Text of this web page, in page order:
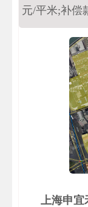
元/平米;补偿
上海申宜